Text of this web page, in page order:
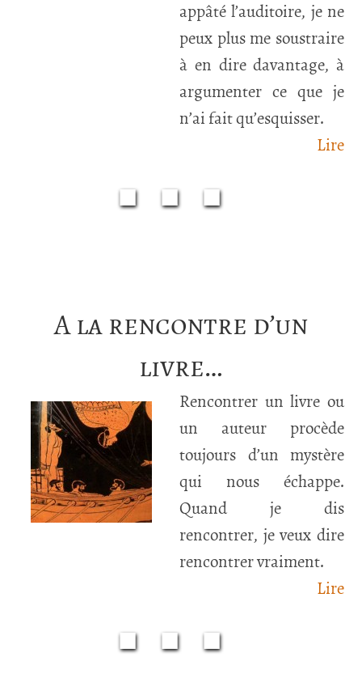
appâté l’auditoire, je ne
peux plus me soustraire
à en dire davantage, à
argumenter ce que je
n’ai fait qu’esquisser.
Lire
■■■
A la rencontre d’un
livre…
Rencontrer un livre ou
un auteur procède
toujours d’un mystère
qui nous échappe.
Quand je dis
rencontrer, je veux dire
rencontrer vraiment.
Lire
■■■